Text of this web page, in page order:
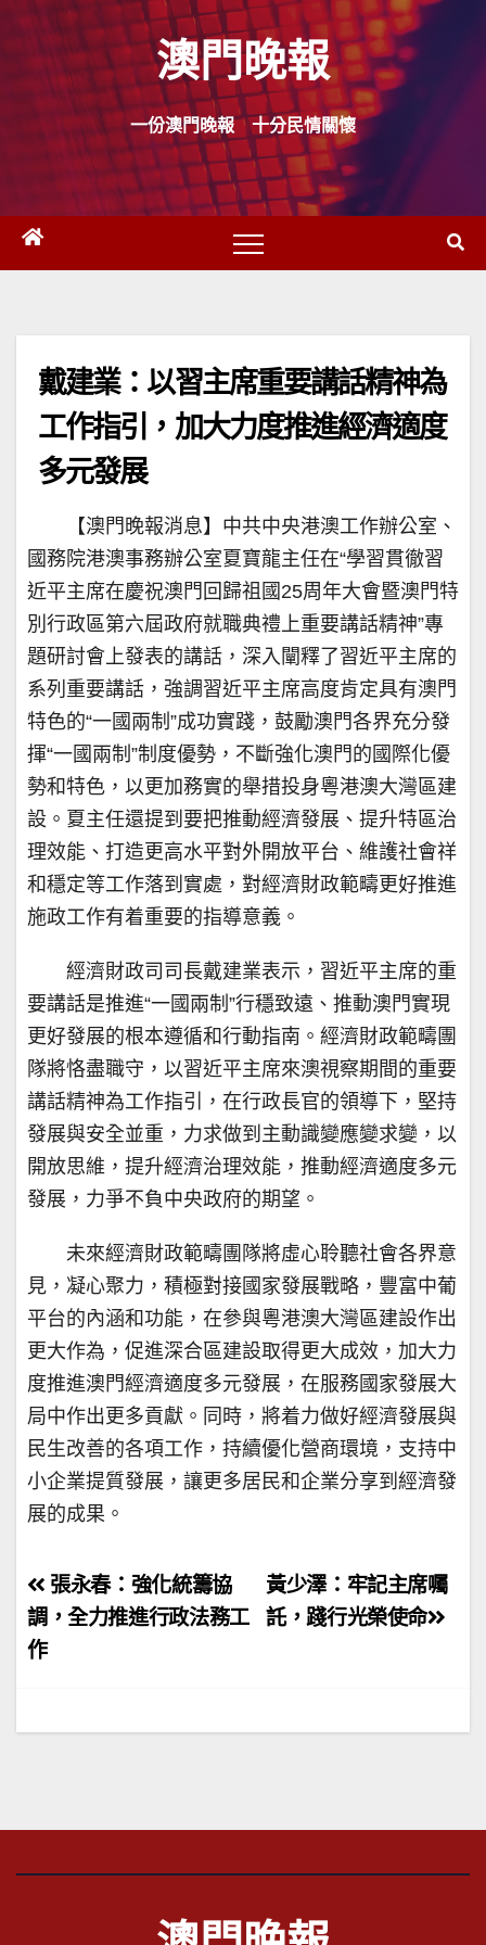
Skip
content
澳門晚報
一份澳門晚報 十分民情關懷
戴建業：以習主席重要講話精神為
工作指引，加大力度推進經濟適度
多元發展
【澳門晚報消息】中共中央港澳工作辦公室、
國務院港澳事務辦公室夏寶龍主任在“學習貫徹習
近平主席在慶祝澳門回歸祖國25周年大會暨澳門特
別行政區第六屆政府就職典禮上重要講話精神”專
題研討會上發表的講話，深入闡釋了習近平主席的
系列重要講話，強調習近平主席高度肯定具有澳門
特色的“一國兩制”成功實踐，鼓勵澳門各界充分發
揮“一國兩制”制度優勢，不斷強化澳門的國際化優
勢和特色，以更加務實的舉措投身粵港澳大灣區建
設。夏主任還提到要把推動經濟發展、提升特區治
理效能、打造更高水平對外開放平台、維護社會祥
和穩定等工作落到實處，對經濟財政範疇更好推進
施政工作有着重要的指導意義。
經濟財政司司長戴建業表示，習近平主席的重
要講話是推進“一國兩制”行穩致遠、推動澳門實現
更好發展的根本遵循和行動指南。經濟財政範疇團
隊將恪盡職守，以習近平主席來澳視察期間的重要
講話精神為工作指引，在行政長官的領導下，堅持
發展與安全並重，力求做到主動識變應變求變，以
開放思維，提升經濟治理效能，推動經濟適度多元
發展，力爭不負中央政府的期望。
未來經濟財政範疇團隊將虛心聆聽社會各界意
見，凝心聚力，積極對接國家發展戰略，豐富中葡
平台的內涵和功能，在參與粵港澳大灣區建設作出
更大作為，促進深合區建設取得更大成效，加大力
度推進澳門經濟適度多元發展，在服務國家發展大
局中作出更多貢獻。同時，將着力做好經濟發展與
民生改善的各項工作，持續優化營商環境，支持中
小企業提質發展，讓更多居民和企業分享到經濟發
展的成果。
文
章
導
黃少澤：牢記主席囑
託，踐行光榮使命
張永春：強化統籌協
調，全力推進行政法務工
作